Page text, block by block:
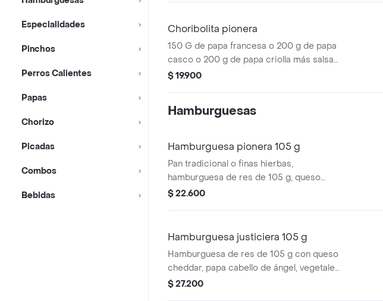
Especialidades
Pinchos
Perros Calientes
Papas
Chorizo
Picadas
Combos
Bebidas
Choribolita pionera
150 G de papa francesa o 200 g de papa
casco o 200 g de papa criolla más salsa
queso cheddar o salsa cocheros y
$ 19.900
Hamburguesas
Hamburguesa pionera 105 g
Pan tradicional o finas hierbas,
hamburguesa de res de 105 g, queso
doble crema o queso tipo cheddar, papa
$ 22.600
Hamburguesa justiciera 105 g
Hamburguesa de res de 105 g con queso
cheddar, papa cabello de ángel, vegetales
frescos y opción de salami, tocineta o
$ 27.200